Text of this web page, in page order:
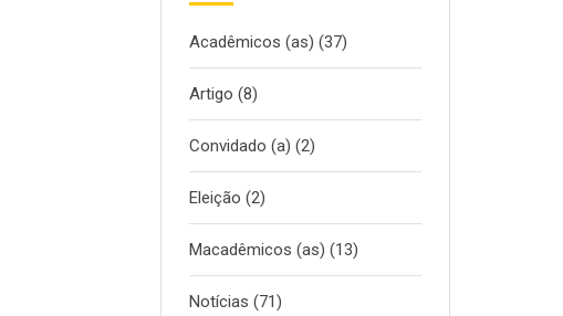
Acadêmicos (as) (37)
Artigo (8)
Convidado (a) (2)
Eleição (2)
Macadêmicos (as) (13)
Notícias (71)